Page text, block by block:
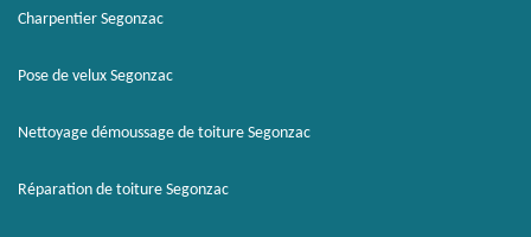
Charpentier Segonzac
Pose de velux Segonzac
Nettoyage démoussage de toiture Segonzac
Réparation de toiture Segonzac